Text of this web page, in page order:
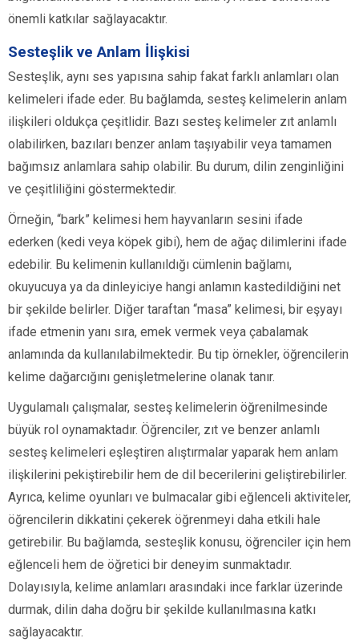
önemli katkılar sağlayacaktır.
Sesteşlik ve Anlam İlişkisi
Sesteşlik, aynı ses yapısına sahip fakat farklı anlamları olan
kelimeleri ifade eder. Bu bağlamda, sesteş kelimelerin anlam
ilişkileri oldukça çeşitlidir. Bazı sesteş kelimeler zıt anlamlı
olabilirken, bazıları benzer anlam taşıyabilir veya tamamen
bağımsız anlamlara sahip olabilir. Bu durum, dilin zenginliğini
ve çeşitliliğini göstermektedir.
Örneğin, “bark” kelimesi hem hayvanların sesini ifade
ederken (kedi veya köpek gibi), hem de ağaç dilimlerini ifade
edebilir. Bu kelimenin kullanıldığı cümlenin bağlamı,
okuyucuya ya da dinleyiciye hangi anlamın kastedildiğini net
bir şekilde belirler. Diğer taraftan “masa” kelimesi, bir eşyayı
ifade etmenin yanı sıra, emek vermek veya çabalamak
anlamında da kullanılabilmektedir. Bu tip örnekler, öğrencilerin
kelime dağarcığını genişletmelerine olanak tanır.
Uygulamalı çalışmalar, sesteş kelimelerin öğrenilmesinde
büyük rol oynamaktadır. Öğrenciler, zıt ve benzer anlamlı
sesteş kelimeleri eşleştiren alıştırmalar yaparak hem anlam
ilişkilerini pekiştirebilir hem de dil becerilerini geliştirebilirler.
Ayrıca, kelime oyunları ve bulmacalar gibi eğlenceli aktiviteler,
öğrencilerin dikkatini çekerek öğrenmeyi daha etkili hale
getirebilir. Bu bağlamda, sesteşlik konusu, öğrenciler için hem
eğlenceli hem de öğretici bir deneyim sunmaktadır.
Dolayısıyla, kelime anlamları arasındaki ince farklar üzerinde
durmak, dilin daha doğru bir şekilde kullanılmasına katkı
sağlayacaktır.